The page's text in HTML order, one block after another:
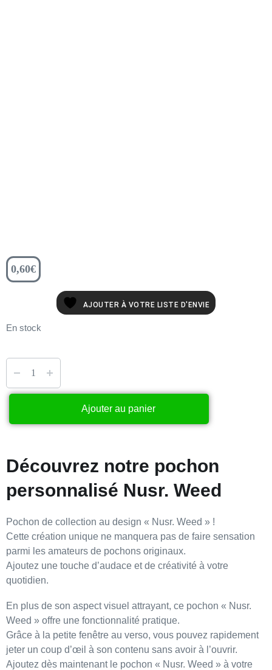
0,60€
AJOUTER À VOTRE LISTE D'ENVIE
En stock
Ajouter au panier
Découvrez notre pochon
personnalisé Nusr. Weed
Pochon de collection au design « Nusr. Weed » !
Cette création unique ne manquera pas de faire sensation
parmi les amateurs de pochons originaux.
Ajoutez une touche d’audace et de créativité à votre
quotidien.
En plus de son aspect visuel attrayant, ce pochon « Nusr.
Weed » offre une fonctionnalité pratique.
Grâce à la petite fenêtre au verso, vous pouvez rapidement
jeter un coup d’œil à son contenu sans avoir à l’ouvrir.
Ajoutez dès maintenant le pochon « Nusr. Weed » à votre